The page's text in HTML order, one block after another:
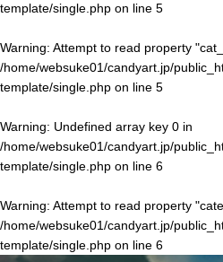
template/single.php on line 5
Warning: Attempt to read property
/home/websuke01/candyart.jp/
template/single.php on line 5
Warning: Undefined array key 0 in
/home/websuke01/candyart.jp/
template/single.php on line 6
Warning: Attempt to read property
/home/websuke01/candyart.jp/
template/single.php on line 6